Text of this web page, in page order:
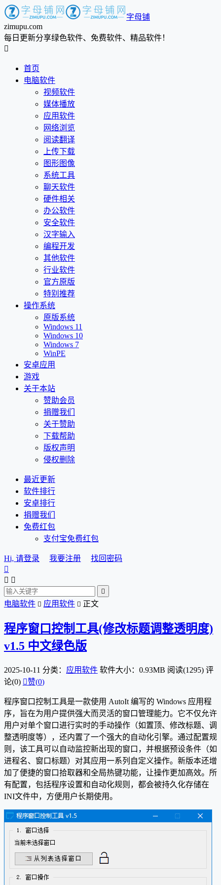
字母铺
zimupu.com
每日更新分享绿色软件、免费软件、精品软件！

首页
电脑软件
视频软件
媒体播放
应用软件
网络浏览
阅读翻译
上传下载
图形图像
系统工具
聊天软件
硬件相关
办公软件
安全软件
汉字输入
编程开发
其他软件
行业软件
官方原版
特别推荐
操作系统
原版系统
Windows 11
Windows 10
Windows 7
WinPE
安卓应用
游戏
关于本站
赞助会员
捐赠我们
关于赞助
下载帮助
版权声明
侵权删除
最近更新
软件排行
安卓排行
捐赠我们
免费红包
支付宝免费红包
Hi, 请登录 我要注册
找回密码

 

电脑软件  应用软件  正文
程序窗口控制工具(修改标题调整透明度)
v1.5 中文绿色版
2025-10-11 分类： 应用软件 软件大小：0.93MB 阅读(1295) 评
论(0) 赞(0)
程序窗口控制工具是一款使用 AutoIt 编写的 Windows 应用程
序，旨在为用户提供强大而灵活的窗口管理能力。它不仅允许
用户对单个窗口进行实时的手动操作（如置顶、修改标题、调
整透明度等），还内置了一个强大的自动化引擎。通过配置规
则，该工具可以自动监控新出现的窗口，并根据预设条件（如
进程名、窗口标题）对其应用一系列自定义操作。新版本还增
加了便捷的窗口拾取器和全局热键功能，让操作更加高效。所
有配置，包括程序设置和自动化规则，都会被持久化存储在
INI文件中，方便用户长期使用。